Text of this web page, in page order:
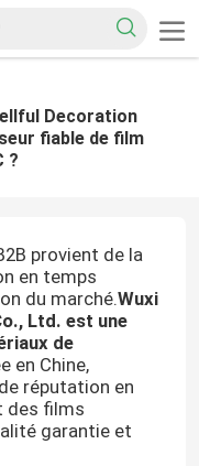
Decoration
fiable de film
?
provient de la
en temps
du marché.Wuxi
Ltd. est une
de
en Chine,
réputation en
des films
garantie et